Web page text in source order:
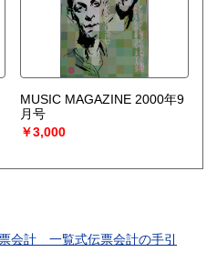
MUSIC MAGAZINE 2000年9
月号
￥3,000
会計 一覧式伝票会計の手引